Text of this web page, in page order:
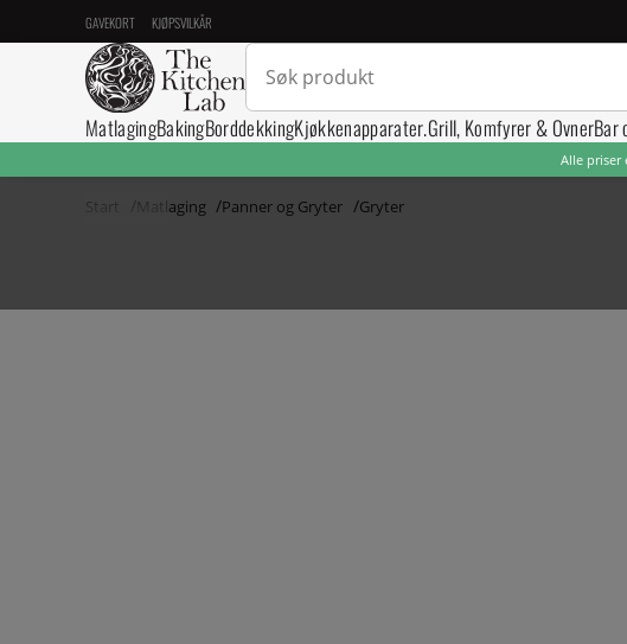
GAVEKORT KJØPSVILKÅR
MatlagingBakingBorddekkingKjøkkenapparater.Grill, Komfyrer & OvnerBar
Alle priser
Start Matlaging Panner og Gryter Gryter